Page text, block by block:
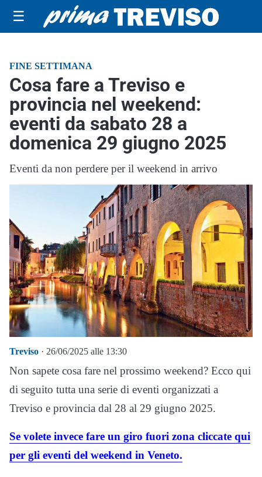
☰
FINE SETTIMANA
Cosa fare a Treviso e
provincia nel weekend:
eventi da sabato 28 a
domenica 29 giugno 2025
Eventi da non perdere per il weekend in arrivo
Treviso · 26/06/2025 alle 13:30
Non sapete cosa fare nel prossimo weekend? Ecco qui
di seguito tutta una serie di eventi organizzati a
Treviso e provincia dal 28 al 29 giugno 2025.
Se volete invece fare un giro fuori zona cliccate qui
per gli eventi del weekend in Veneto.